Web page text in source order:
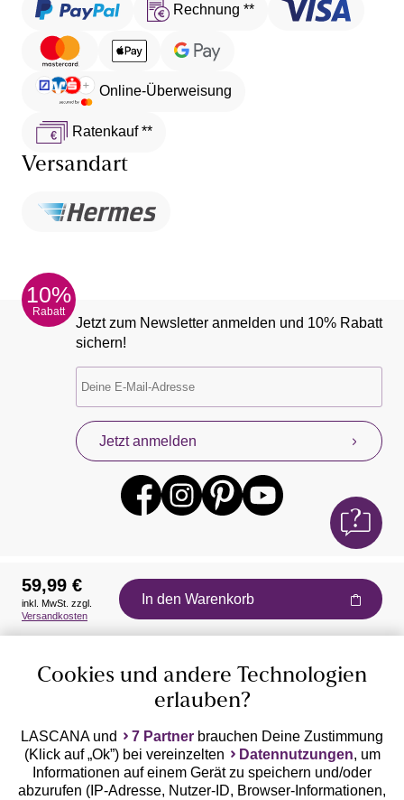
Rechnung **
Online-Überweisung
Ratenkauf **
Versandart
10%
Rabatt
Jetzt zum Newsletter anmelden und 10% Rabatt
sichern!
Jetzt anmelden
Auszeichnungen
Geprüfte Sicherheit
59,99 €
inkl. MwSt. zzgl.
Versandkosten
In den Warenkorb
Cookies und andere Technologien
erlauben?
LASCANA und 7 Partner brauchen Deine Zustimmung
(Klick auf „Ok”) bei vereinzelten
Datennutzungen, um
Informationen auf einem Gerät zu speichern und/oder
abzurufen (IP-Adresse, Nutzer-ID, Browser-Informationen,